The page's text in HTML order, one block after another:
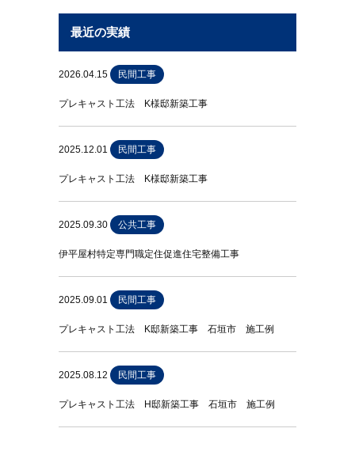
最近の実績
2026.04.15 民間工事
プレキャスト工法 K様邸新築工事
2025.12.01 民間工事
プレキャスト工法 K様邸新築工事
2025.09.30 公共工事
伊平屋村特定専門職定住促進住宅整備工事
2025.09.01 民間工事
プレキャスト工法 K邸新築工事 石垣市 施工例
2025.08.12 民間工事
プレキャスト工法 H邸新築工事 石垣市 施工例